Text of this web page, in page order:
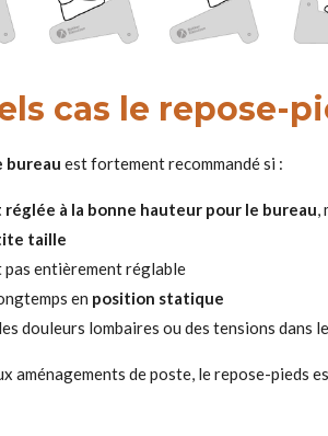
cas le repose-
bureau est fortement recommandé si :
réglée à la bonne hauteur pour le bureau,
taille
pas entièrement réglable
en position statique
douleurs lombaires ou des tensions dans
aménagements de poste, le repose-pieds